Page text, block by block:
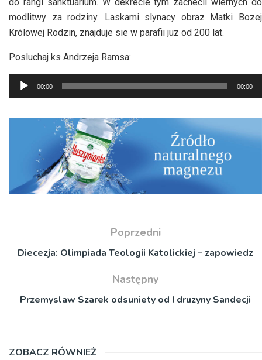
modlitwy za rodziny. Laskami slynacy obraz Matki Bozej
Królowej Rodzin, znajduje sie w parafii juz od 200 lat.
Posluchaj ks Andrzeja Ramsa:
Odtwarzacz
plików
00:00 00:00
Poprzedni
Diecezja: Olimpiada Teologii Katolickiej – zapowiedz
Następny
Przemyslaw Szarek odsuniety od I druzyny Sandecji
ZOBACZ RÓWNIEŻ